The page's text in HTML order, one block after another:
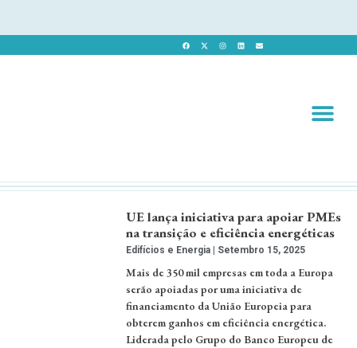
UE lança iniciativa para apoiar PMEs
na transição e eficiência energéticas
Edifícios e Energia Setembro 15, 2025
Mais de 350 mil empresas em toda a Europa
serão apoiadas por uma iniciativa de
financiamento da União Europeia para
obterem ganhos em eficiência energética.
Liderada pelo Grupo do Banco Europeu de